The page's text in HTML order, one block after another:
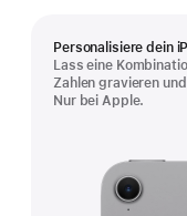
Personalisiere dein
Lass eine
Zahlen gravieren
Nur bei Apple.